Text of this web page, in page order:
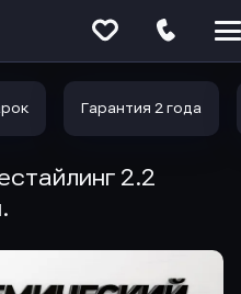
Гарантия 2 года
2.2